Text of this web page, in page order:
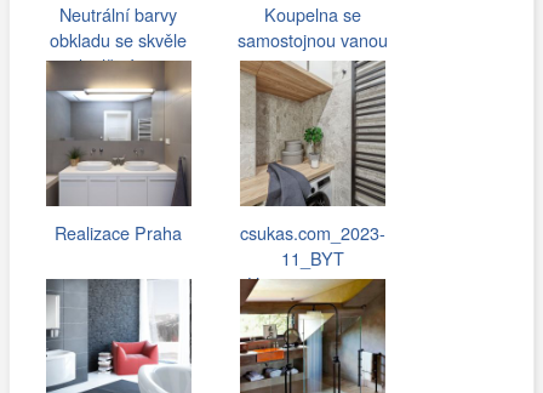
Neutrální barvy
obkladu se skvěle
doplňují s…
Koupelna se
samostojnou vanou
Realizace Praha
csukas.com_2023-
11_BYT
Hostivar_064.jpg